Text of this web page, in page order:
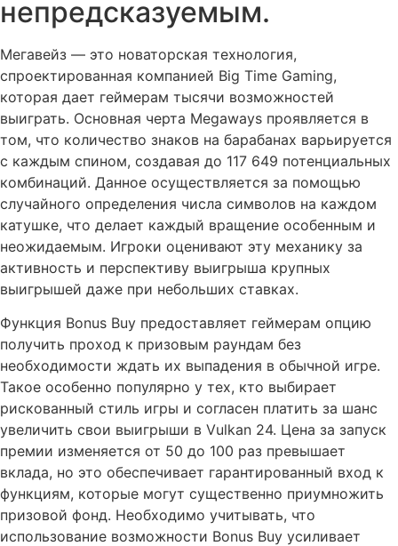
непредсказуемым.
Мегавейз — это новаторская технология,
спроектированная компанией Big Time Gaming,
которая дает геймерам тысячи возможностей
выиграть. Основная черта Megaways проявляется в
том, что количество знаков на барабанах варьируется
с каждым спином, создавая до 117 649 потенциальных
комбинаций. Данное осуществляется за помощью
случайного определения числа символов на каждом
катушке, что делает каждый вращение особенным и
неожидаемым. Игроки оценивают эту механику за
активность и перспективу выигрыша крупных
выигрышей даже при небольших ставках.
Функция Bonus Buy предоставляет геймерам опцию
получить проход к призовым раундам без
необходимости ждать их выпадения в обычной игре.
Такое особенно популярно у тех, кто выбирает
рискованный стиль игры и согласен платить за шанс
увеличить свои выигрыши в Vulkan 24. Цена за запуск
премии изменяется от 50 до 100 раз превышает
вклада, но это обеспечивает гарантированный вход к
функциям, которые могут существенно приумножить
призовой фонд. Необходимо учитывать, что
использование возможности Bonus Buy усиливает